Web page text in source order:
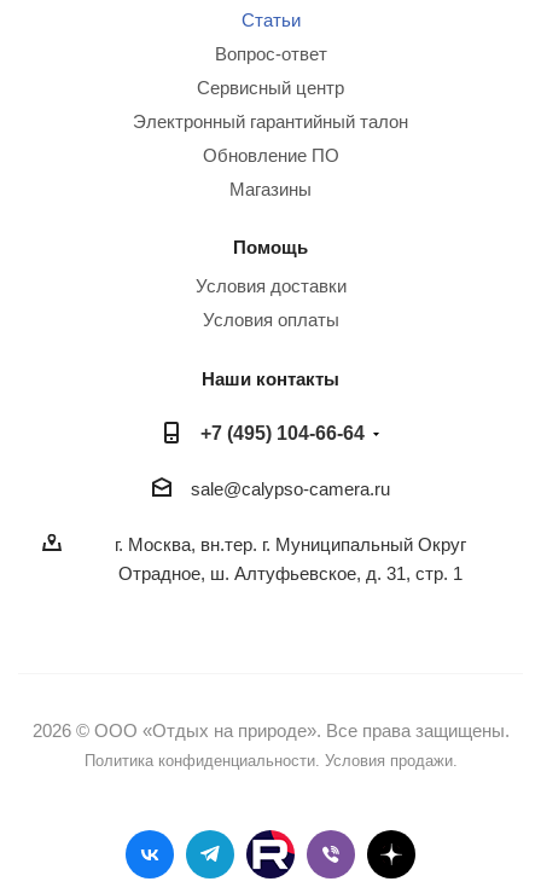
Статьи
Вопрос-ответ
Сервисный центр
Электронный гарантийный талон
Обновление ПО
Магазины
Помощь
Условия доставки
Условия оплаты
Наши контакты
+7 (495) 104-66-64
sale@calypso-camera.ru
г. Москва, вн.тер. г. Муниципальный Округ
Отрадное, ш. Алтуфьевское, д. 31, стр. 1
2026 © ООО «Отдых на природе». Все права защищены.
Политика конфиденциальности. Условия продажи.